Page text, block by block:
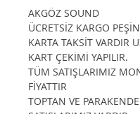
AKGÖZ SOUND
ÜCRETSİZ KARGO
KARTA TAKSİT VARDIR
KART ÇEKİMİ YAPILIR.
TÜM SATIŞLARIMIZ
FİYATTIR
TOPTAN VE PARAKENDE